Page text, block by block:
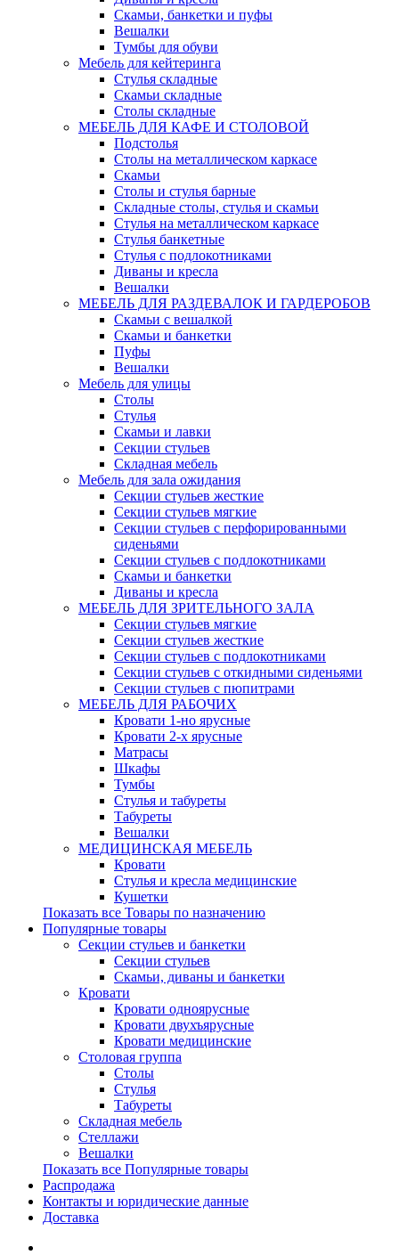
Скамьи, банкетки и пуфы
Вешалки
Тумбы для обуви
Мебель для кейтеринга
Стулья складные
Скамьи складные
Столы складные
МЕБЕЛЬ ДЛЯ КАФЕ И СТОЛОВОЙ
Подстолья
Столы на металлическом каркасе
Скамьи
Столы и стулья барные
Складные столы, стулья и скамьи
Стулья на металлическом каркасе
Стулья банкетные
Стулья с подлокотниками
Диваны и кресла
Вешалки
МЕБЕЛЬ ДЛЯ РАЗДЕВАЛОК И ГАРДЕРОБОВ
Скамьи с вешалкой
Скамьи и банкетки
Пуфы
Вешалки
Мебель для улицы
Столы
Стулья
Скамьи и лавки
Секции стульев
Складная мебель
Мебель для зала ожидания
Секции стульев жесткие
Секции стульев мягкие
Секции стульев с перфорированными
сиденьями
Секции стульев с подлокотниками
Скамьи и банкетки
Диваны и кресла
МЕБЕЛЬ ДЛЯ ЗРИТЕЛЬНОГО ЗАЛА
Секции стульев мягкие
Секции стульев жесткие
Секции стульев с подлокотниками
Секции стульев с откидными сиденьями
Секции стульев с пюпитрами
МЕБЕЛЬ ДЛЯ РАБОЧИХ
Кровати 1-но ярусные
Кровати 2-х ярусные
Матрасы
Шкафы
Тумбы
Стулья и табуреты
Табуреты
Вешалки
МЕДИЦИНСКАЯ МЕБЕЛЬ
Кровати
Стулья и кресла медицинские
Кушетки
Показать все Товары по назначению
Популярные товары
Секции стульев и банкетки
Секции стульев
Скамьи, диваны и банкетки
Кровати
Кровати одноярусные
Кровати двухъярусные
Кровати медицинские
Столовая группа
Столы
Стулья
Табуреты
Складная мебель
Стеллажи
Вешалки
Показать все Популярные товары
Распродажа
Контакты и юридические данные
Доставка